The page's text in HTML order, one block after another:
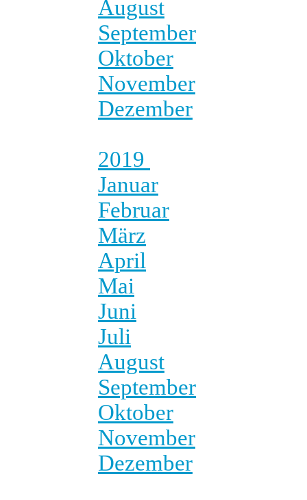
August
September
Oktober
November
Dezember
2019
Januar
Februar
März
April
Mai
Juni
Juli
August
September
Oktober
November
Dezember